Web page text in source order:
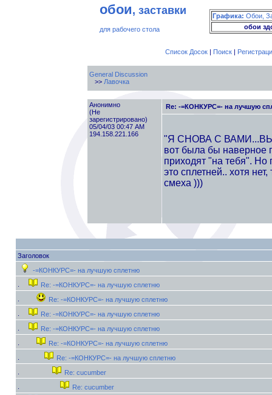
обои, заставки
для рабочего стола
Графика: Обои,
обои
Список Досок| Поиск|
General Discussion
>> Лавочка
Анонимно
(Не
зарегистрировано)
05/04/03 00:47 AM
194.158.221.166
Re: -=КОНКУРС=- на лучшую
"Я СНОВА С
вот была бы наверное
приходят "на тебя". Но
это сплетней.. хотя
смеха )))
Заголовок
-=КОНКУРС=- на лучшую сплетню
Re: -=КОНКУРС=- на лучшую сплетню
Re: -=КОНКУРС=- на лучшую сплетню
Re: -=КОНКУРС=- на лучшую сплетню
Re: -=КОНКУРС=- на лучшую сплетню
Re: -=КОНКУРС=- на лучшую сплетню
Re: -=КОНКУРС=- на лучшую сплетню
Re: cucumber
Re: cucumber